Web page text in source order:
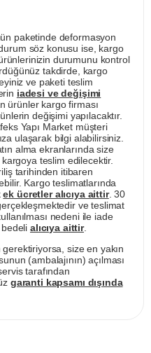
paketinde deformasyon
söz konusu ise, kargo
durumunu kontrol
takdirde, kargo
ve paketi teslim
iadesi ve değişimi
ürünler kargo firması
değişimi yapılacaktır.
Yapı Market müşteri
ulaşarak bilgi alabilirsiniz.
alma ekranlarında size
teslim edilecektir.
tarihinden itibaren
Kargo teslimatlarında
ek ücretler alıcıya aittir. 30
ve teslimat
nedeni ile iade
alıcıya aittir.
gerektiriyorsa, size en yakın
(ambalajının) açılması
tarafından
garanti kapsamı dışında